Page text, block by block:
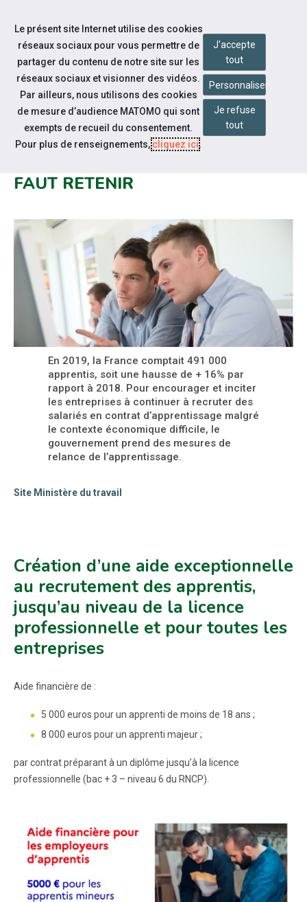
Aller au contenu
Notre actualité
PLAN DE RELANCE DE
FAUT RETENIR
En 2019, la France comptait 491 000
apprentis, soit une hausse de + 16% par
rapport à 2018. Pour encourager et inciter
les entreprises à continuer à recruter des
salariés en contrat d’apprentissage malgré
le contexte économique difficile, le
gouvernement prend des mesures de
relance de l’apprentissage.
Site Ministère du travail
Création d’une aide exceptionnelle
au recrutement des apprentis,
jusqu’au niveau de la licence
professionnelle et pour toutes les
entreprises
Aide financière de :
5 000 euros pour un apprenti de moins de 18 ans ;
8 000 euros pour un apprenti majeur ;
par contrat préparant à un diplôme jusqu’à la licence
professionnelle (bac + 3 – niveau 6 du RNCP).
Le présent site Internet utilise des cookies
réseaux sociaux pour vous permettre de
partager du contenu de notre site sur les
réseaux sociaux et visionner des vidéos.
Par ailleurs, nous utilisons des cookies
de mesure d’audience MATOMO qui sont
exempts de recueil du consentement.
Pour plus de renseignements,cliquez ici.
J'accepte
tout
Personnaliser
Je refuse
tout